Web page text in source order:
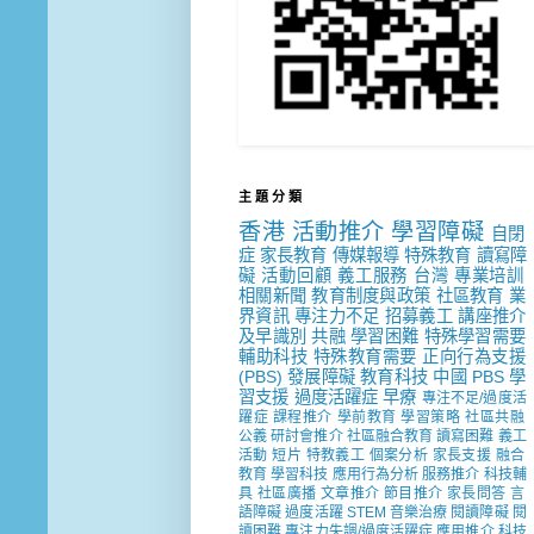
主 題 分 類
香港 活動推介 學習障礙 自閉
症 家長教育 傳媒報導 特殊教育 讀寫障
礙 活動回顧 義工服務 台灣 專業培訓
相關新聞 教育制度與政策 社區教育 業
界資訊 專注力不足 招募義工 講座推介
及早識別 共融 學習困難 特殊學習需要
輔助科技 特殊教育需要 正向行為支援
(PBS) 發展障礙 教育科技 中國 PBS 學
習支援 過度活躍症 早療 專注不足/過度活
躍症 課程推介 學前教育 學習策略 社區共融
公義 研討會推介 社區融合教育 讀寫困難 義工
活動 短片 特教義工 個案分析 家長支援 融合
教育 學習科技 應用行為分析 服務推介 科技輔
具 社區廣播 文章推介 節目推介 家長問答 言
語障礙 過度活躍 STEM 音樂治療 閱讀障礙 閱